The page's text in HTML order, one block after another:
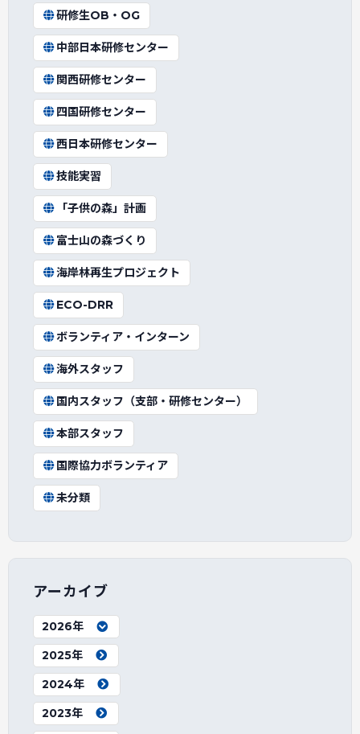
研修生OB・OG
中部日本研修センター
関西研修センター
四国研修センター
西日本研修センター
技能実習
「子供の森」計画
富士山の森づくり
海岸林再生プロジェクト
ECO-DRR
ボランティア・インターン
海外スタッフ
国内スタッフ（支部・研修センター）
本部スタッフ
国際協力ボランティア
未分類
アーカイブ
2026年
2025年
2024年
2023年